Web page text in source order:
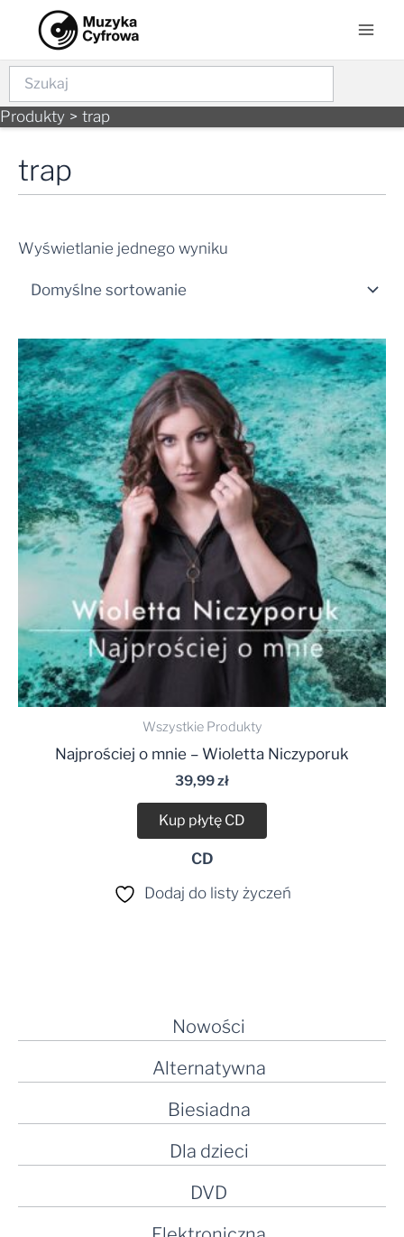
content
Szukaj
Produkty trap
Nowości
Alternatywna
Biesiadna
Dla dzieci
DVD
trap
Wyświetlanie jednego wyniku
Wszystkie Produkty
Najprościej o mnie – Wioletta Niczyporuk
39,99zł
Kup płytę CD
CD
Dodaj do listy życzeń